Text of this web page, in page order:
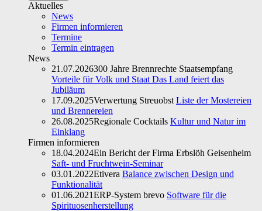
Aktuelles
News
Firmen informieren
Termine
Termin eintragen
News
21.07.2026300 Jahre Brennrechte Staatsempfang
Vorteile für Volk und Staat Das Land feiert das
Jubiläum
17.09.2025Verwertung Streuobst Liste der Mostereien
und Brennereien
26.08.2025Regionale Cocktails Kultur und Natur im
Einklang
Firmen informieren
18.04.2024Ein Bericht der Firma Erbslöh Geisenheim
Saft- und Fruchtwein-Seminar
03.01.2022Etivera Balance zwischen Design und
Funktionalität
01.06.2021ERP-System brevo Software für die
Spirituosenherstellung